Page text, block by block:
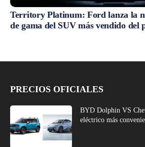
Territory Platinum: Ford lanza la
de gama del SUV más vendido del
PRECIOS OFICIALES
BYD Dolphin VS
eléctrico más